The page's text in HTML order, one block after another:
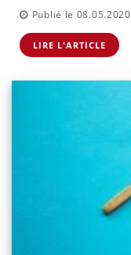
Publié le 08.05.2020
LIRE L'ARTICLE